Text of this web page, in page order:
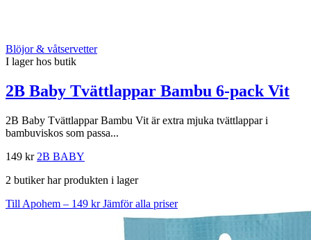
Blöjor & våtservetter
I lager hos butik
2B Baby Tvättlappar Bambu 6-pack Vit
2B Baby Tvättlappar Bambu Vit är extra mjuka tvättlappar i
bambuviskos som passa...
149 kr 2B BABY
2 butiker har produkten i lager
Till Apohem – 149 krJämför alla priser